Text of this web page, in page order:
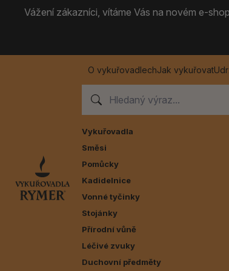
Vážení zákazníci, vítáme Vás na novém e-
O vykuřovadlechJak vykuřovat
Vykuřovadla
Směsi
Pomůcky
Kadidelnice
Vonné tyčinky
Stojánky
Přírodní vůně
Léčivé zvuky
Duchovní předměty